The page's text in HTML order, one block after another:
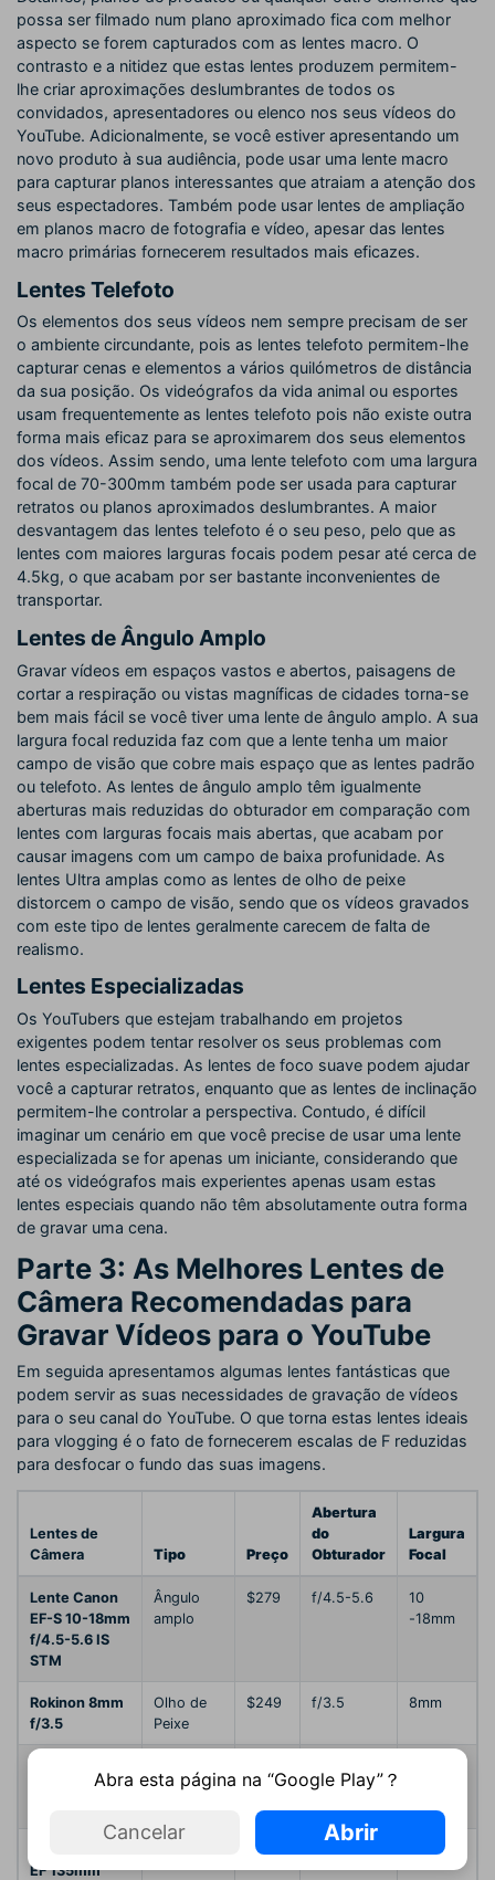
possa ser filmado num plano aproximado fica com melhor
aspecto se forem capturados com as lentes macro. O
contrasto e a nitidez que estas lentes produzem permitem-
lhe criar aproximações deslumbrantes de todos os
convidados, apresentadores ou elenco nos seus vídeos do
YouTube. Adicionalmente, se você estiver apresentando um
novo produto à sua audiência, pode usar uma lente macro
para capturar planos interessantes que atraiam a atenção dos
seus espectadores. Também pode usar lentes de ampliação
em planos macro de fotografia e vídeo, apesar das lentes
macro primárias fornecerem resultados mais eficazes.
Lentes Telefoto
Os elementos dos seus vídeos nem sempre precisam de ser
o ambiente circundante, pois as lentes telefoto permitem-lhe
capturar cenas e elementos a vários quilómetros de distância
da sua posição. Os videógrafos da vida animal ou esportes
usam frequentemente as lentes telefoto pois não existe outra
forma mais eficaz para se aproximarem dos seus elementos
dos vídeos. Assim sendo, uma lente telefoto com uma largura
focal de 70-300mm também pode ser usada para capturar
retratos ou planos aproximados deslumbrantes. A maior
desvantagem das lentes telefoto é o seu peso, pelo que as
lentes com maiores larguras focais podem pesar até cerca de
4.5kg, o que acabam por ser bastante inconvenientes de
transportar.
Lentes de Ângulo Amplo
Gravar vídeos em espaços vastos e abertos, paisagens de
cortar a respiração ou vistas magníficas de cidades torna-se
bem mais fácil se você tiver uma lente de ângulo amplo. A sua
largura focal reduzida faz com que a lente tenha um maior
campo de visão que cobre mais espaço que as lentes padrão
ou telefoto. As lentes de ângulo amplo têm igualmente
aberturas mais reduzidas do obturador em comparação com
lentes com larguras focais mais abertas, que acabam por
causar imagens com um campo de baixa profunidade. As
lentes Ultra amplas como as lentes de olho de peixe
distorcem o campo de visão, sendo que os vídeos gravados
com este tipo de lentes geralmente carecem de falta de
realismo.
Lentes Especializadas
Os YouTubers que estejam trabalhando em projetos
exigentes podem tentar resolver os seus problemas com
lentes especializadas. As lentes de foco suave podem ajudar
você a capturar retratos, enquanto que as lentes de inclinação
permitem-lhe controlar a perspectiva. Contudo, é difícil
imaginar um cenário em que você precise de usar uma lente
especializada se for apenas um iniciante, considerando que
até os videógrafos mais experientes apenas usam estas
lentes especiais quando não têm absolutamente outra forma
de gravar uma cena.
Parte 3: As Melhores Lentes de
Câmera Recomendadas para
Gravar Vídeos para o YouTube
Em seguida apresentamos algumas lentes fantásticas que
podem servir as suas necessidades de gravação de vídeos
para o seu canal do YouTube. O que torna estas lentes ideais
para vlogging é o fato de fornecerem escalas de F reduzidas
para desfocar o fundo das suas imagens.
Lentes de
Câmera
Tipo Preço
Abertura
do
Obturador
Largura
Focal
Lente Canon
EF-S 10-18mm
f/4.5-5.6 IS
STM
Ângulo
amplo
$279 f/4.5-5.6
10
-18mm
Rokinon 8mm
f/3.5
Olho de
Peixe
$249 f/3.5 8mm
50mm f/1.8
EF 135mm
$999 135mm
Abra esta página na “Google Play”？
Cancelar Abrir